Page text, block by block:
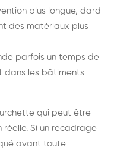
plus longue, dard
des matériaux plus
parfois un temps de
dans les bâtiments
qui peut être
Si un recadrage
avant toute